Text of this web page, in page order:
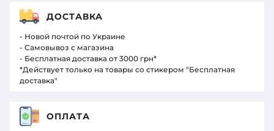
ДОСТАВКА
- Новой почтой по Украине
- Самовывоз с магазина
- Бесплатная доставка от 3000 грн*
*Действует только на товары со стикером "Бесплатная
доставка"
ОПЛАТА